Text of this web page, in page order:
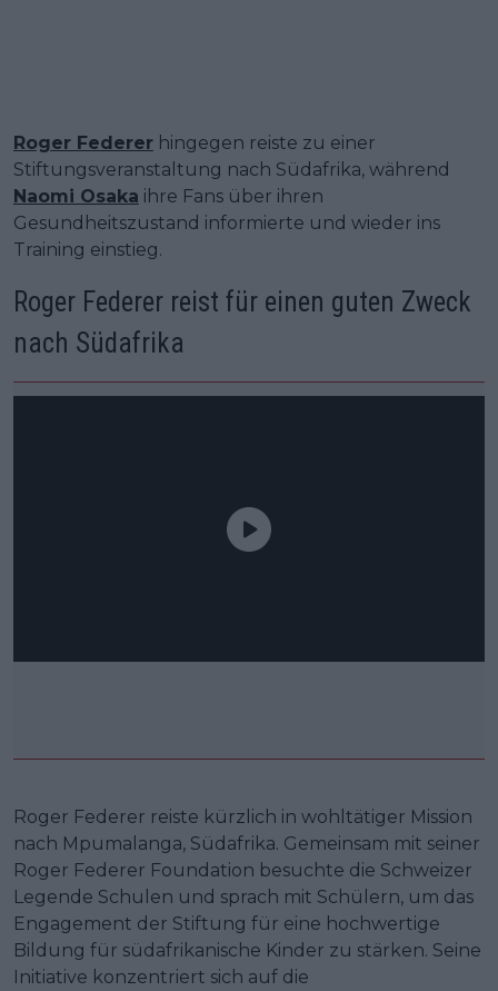
Roger Federer hingegen reiste zu einer
Stiftungsveranstaltung nach Südafrika, während
Naomi Osaka ihre Fans über ihren
Gesundheitszustand informierte und wieder ins
Training einstieg.
Roger Federer reist für einen guten Zweck
nach Südafrika
Roger Federer reiste kürzlich in wohltätiger Mission
nach Mpumalanga, Südafrika. Gemeinsam mit seiner
Roger Federer Foundation besuchte die Schweizer
Legende Schulen und sprach mit Schülern, um das
Engagement der Stiftung für eine hochwertige
Bildung für südafrikanische Kinder zu stärken. Seine
Initiative konzentriert sich auf die